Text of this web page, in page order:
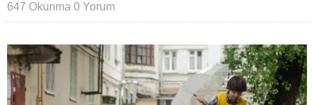
647 Okunma 0 Yorum